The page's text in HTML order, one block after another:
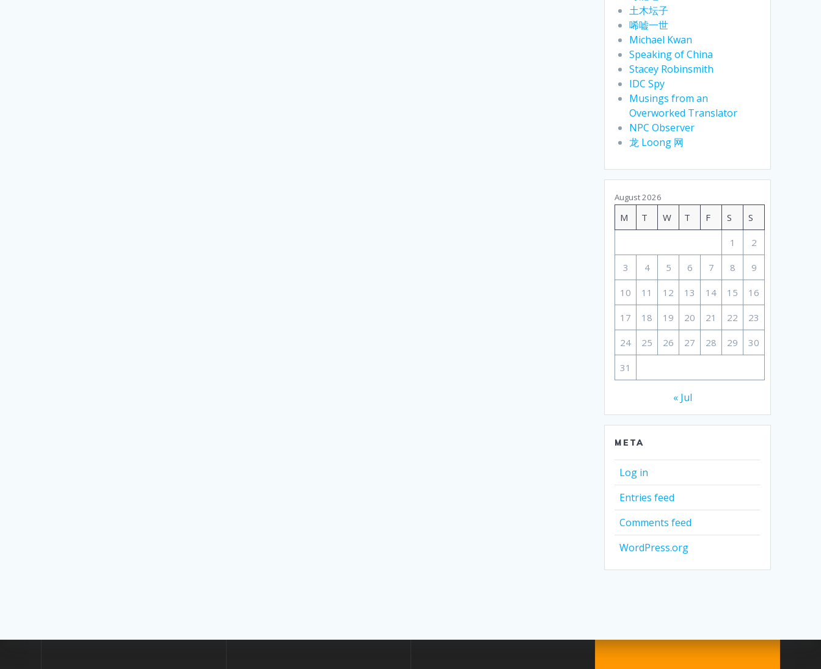
土木坛子
唏嘘一世
Michael Kwan
Speaking of China
Stacey Robinsmith
IDC Spy
Musings from an
Overworked Translator
NPC Observer
龙 Loong 网
August 2026
M T W T F S S
1 2
3 4 5 6 7 8 9
10 11 12 13 14 15 16
17 18 19 20 21 22 23
24 25 26 27 28 29 30
31
« Jul
META
Log in
Entries feed
Comments feed
WordPress.org